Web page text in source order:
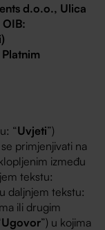
d.o.o., Ulica
“Uvjeti”)
primjenjivati na
između
tekstu:
daljnjem tekstu:
ili drugim
Ugovor”) u kojima